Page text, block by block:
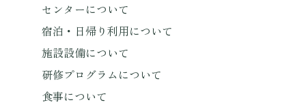
センターについて
宿泊・日帰り利用について
施設設備について
研修プログラムについて
食事について